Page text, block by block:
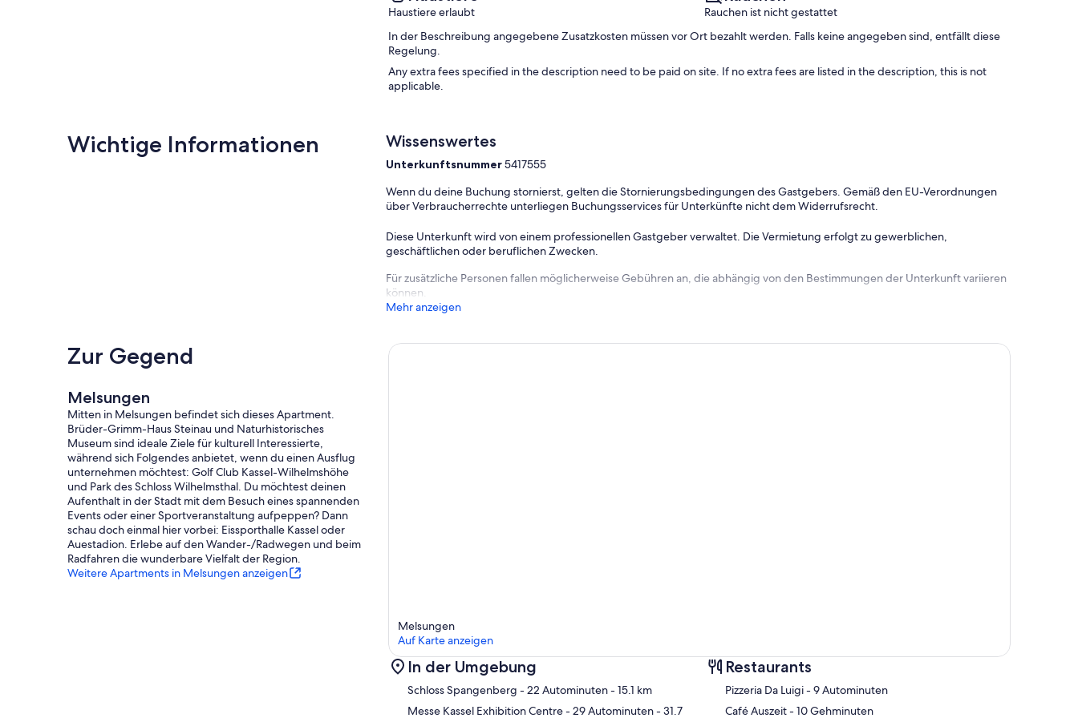
Haustiere erlaubt
Rauchen ist nicht gestattet
In der Beschreibung angegebene Zusatzkosten müssen vor Ort bezahlt werden. Falls keine angegeben sind, entfällt diese
Regelung.
Any extra fees specified in the description need to be paid on site. If no extra fees are listed in the description, this is not
applicable.
Wichtige Informationen Wissenswertes
Unterkunftsnummer5417555
Wenn du deine Buchung stornierst, gelten die Stornierungsbedingungen des Gastgebers. Gemäß den EU-Verordnungen
über Verbraucherrechte unterliegen Buchungsservices für Unterkünfte nicht dem Widerrufsrecht.
Diese Unterkunft wird von einem professionellen Gastgeber verwaltet. Die Vermietung erfolgt zu gewerblichen,
geschäftlichen oder beruflichen Zwecken.
Für zusätzliche Personen fallen möglicherweise Gebühren an, die abhängig von den Bestimmungen der Unterkunft variieren
können.
Mehr anzeigen
Zur Gegend
Melsungen
Mitten in Melsungen befindet sich dieses Apartment.
Brüder-Grimm-Haus Steinau und Naturhistorisches
Museum sind ideale Ziele für kulturell Interessierte,
während sich Folgendes anbietet, wenn du einen Ausflug
unternehmen möchtest: Golf Club Kassel-Wilhelmshöhe
und Park des Schloss Wilhelmsthal. Du möchtest deinen
Aufenthalt in der Stadt mit dem Besuch eines spannenden
Events oder einer Sportveranstaltung aufpeppen? Dann
schau doch einmal hier vorbei: Eissporthalle Kassel oder
Auestadion. Erlebe auf den Wander-/Radwegen und beim
Radfahren die wunderbare Vielfalt der Region.
Weitere Apartments in Melsungen anzeigen
Melsungen
Auf Karte anzeigen
In der Umgebung
Schloss Spangenberg - 22 Autominuten- 15.1 km
Messe Kassel Exhibition Centre- 29 Autominuten- 31.7
Restaurants
‪Pizzeria Da Luigi - ‬9 Autominuten
‪Café Auszeit - ‬10 Gehminuten